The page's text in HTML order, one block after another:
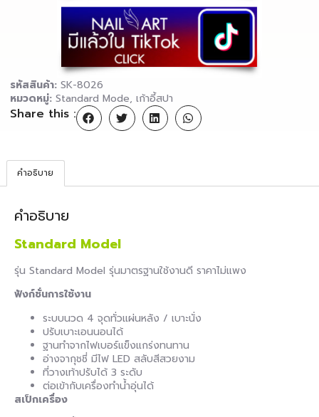
รหัสสินค้า: SK-8026
หมวดหมู่: Standard Mode, เก้าอี้สปา
Share this :
คำอธิบาย
คำอธิบาย
Standard Model
รุ่น Standard Model รุ่นมาตรฐานใช้งานดี ราคาไม่แพง
ฟังก์ชั่นการใช้งาน
ระบบนวด 4 จุดทั่วแผ่นหลัง / เบาะนั่ง
ปรับเบาะเอนนอนได้
ฐานทำจากไฟเบอร์แข็งแกร่งทนทาน
อ่างจากุชชี่ มีไฟ LED สลับสีสวยงาม
ที่วางเท้าปรับได้ 3 ระดับ
ต่อเข้ากับเครื่องทำน้ำอุ่นได้
สเป็กเครื่อง